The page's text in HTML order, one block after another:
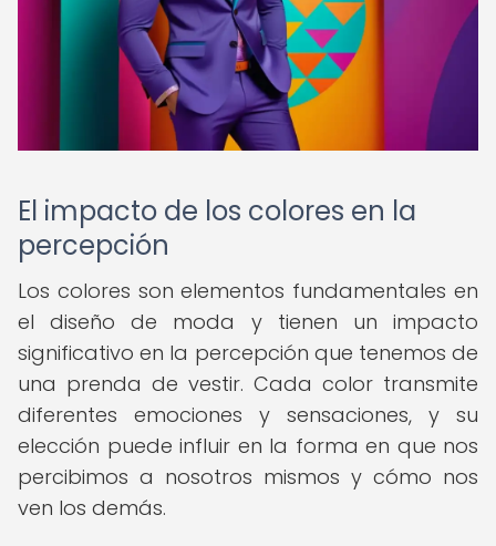
El impacto de los colores en la
percepción
Los colores son elementos fundamentales en
el diseño de moda y tienen un impacto
significativo en la percepción que tenemos de
una prenda de vestir. Cada color transmite
diferentes emociones y sensaciones, y su
elección puede influir en la forma en que nos
percibimos a nosotros mismos y cómo nos
ven los demás.